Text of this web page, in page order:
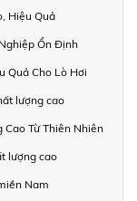
Hiệu Quả
Ổn Định
Quả Cho Lò Hơi
lượng cao
Từ Thiên Nhiên
lượng cao
Nam